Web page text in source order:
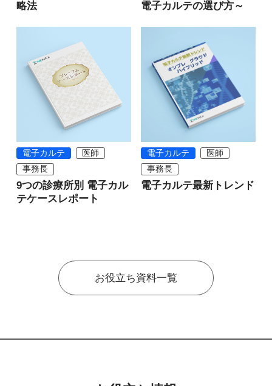
略法 電子カルテの選び方～
電子カルテ
医師
事務長
9つの診療所別 電子カル
テケースレポート
電子カルテ
医師
事務長
電子カルテ最新トレンド
お役立ち資料一覧